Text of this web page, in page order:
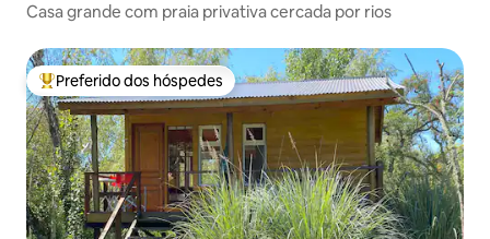
Casa grande com praia privativa cercada por rios
Entre os melhores preferidos dos hóspedes
Preferido dos hóspedes